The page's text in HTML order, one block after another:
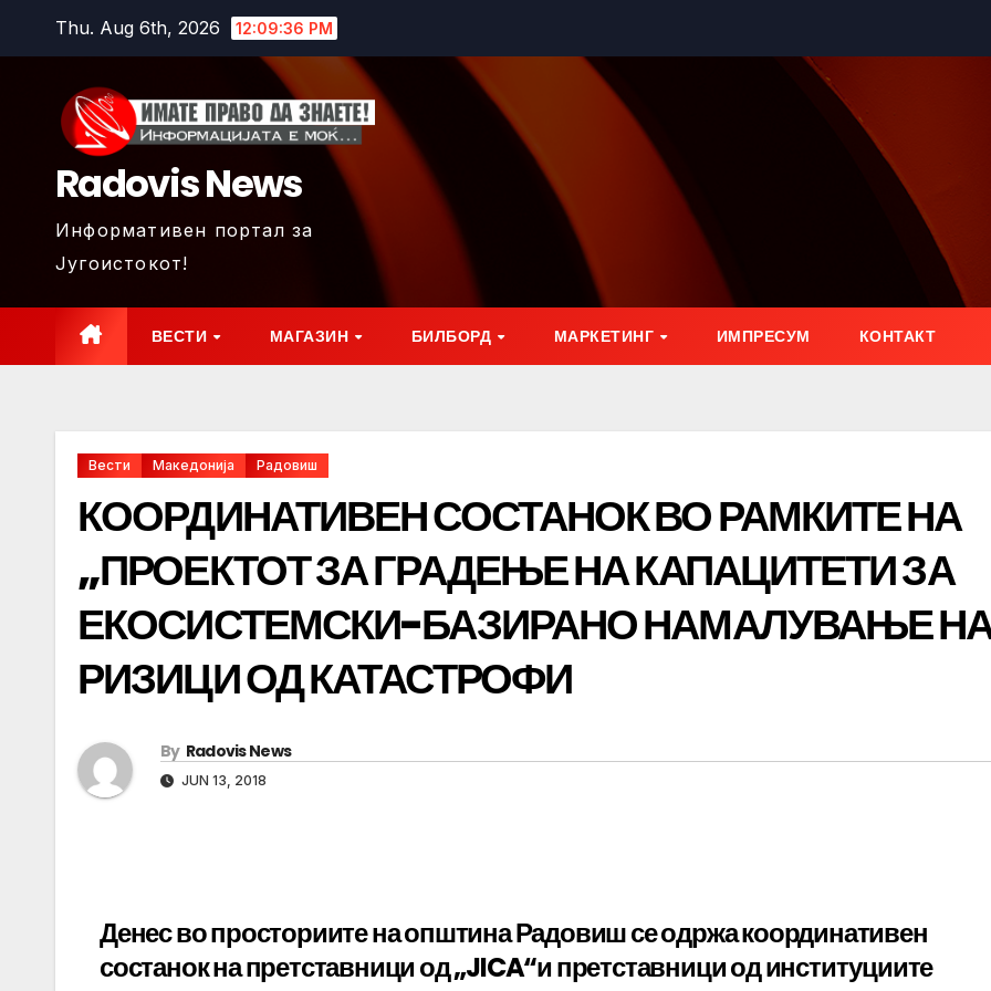
Thu. Aug 6th, 2026 12:09:38 PM
Radovis News
Информативен портал за
Југоистокот!
ВЕСТИ МАГАЗИН БИЛБОРД МАРКЕТИНГ ИМПРЕСУМ КОНТАКТ
Вести Македонија Радовиш
КООРДИНАТИВЕН СОСТАНОК ВО РАМКИТЕ НА
„ПРОЕКТОТ ЗА ГРАДЕЊЕ НА КАПАЦИТЕТИ ЗА
ЕКОСИСТЕМСКИ-БАЗИРАНО НАМАЛУВАЊЕ
РИЗИЦИ ОД КАТАСТРОФИ
By Radovis News
JUN 13, 2018
Денес во просториите на општина Радовиш се одржа координативен
состанок на претставници од „JICA“и претставници од институциите